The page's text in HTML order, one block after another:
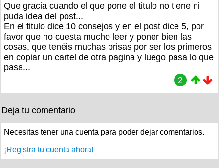
Que gracia cuando el que pone el titulo no tiene ni
puda idea del post...
En el titulo dice 10 consejos y en el post dice 5, por
favor que no cuesta mucho leer y poner bien las
cosas, que tenéis muchas prisas por ser los primeros
en copiar un cartel de otra pagina y luego pasa lo que
pasa...
2
Deja tu comentario
Necesitas tener una cuenta para poder dejar comentarios.
¡Registra tu cuenta ahora!